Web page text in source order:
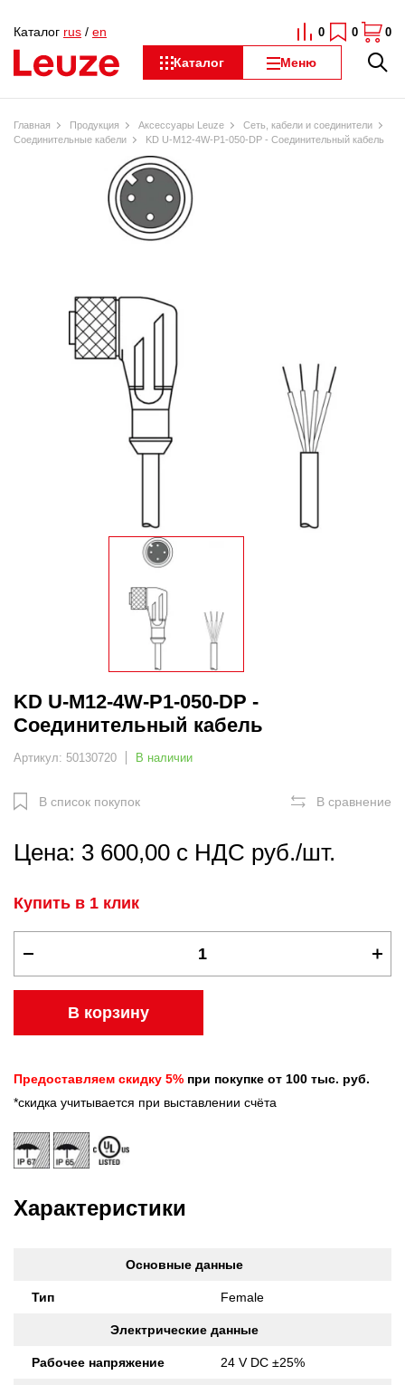
Каталог Меню
Каталог rus / en 0 0 0
Главная Продукция Аксессуары Leuze
Сеть, кабели и соединители
Соединительные кабели
KD U-M12-4W-P1-050-DP - Соединительный кабель
KD U-M12-4W-P1-050-DP -
Соединительный кабель
Артикул: 50130720 В наличии
В список покупок В сравнение
Цена: 3 600,00 с НДС руб./шт.
Купить в 1 клик
В корзину
Предоставляем скидку 5% при покупке от 100 тыс. руб.
*скидка учитывается при выставлении счёта
Характеристики
Основные данные
Тип Female
Электрические данные
Рабочее напряжение 24 V DC ±25%